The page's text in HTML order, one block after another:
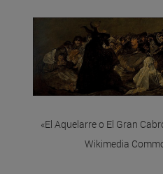
«El Aquelarre o El Gran
Wikimedia